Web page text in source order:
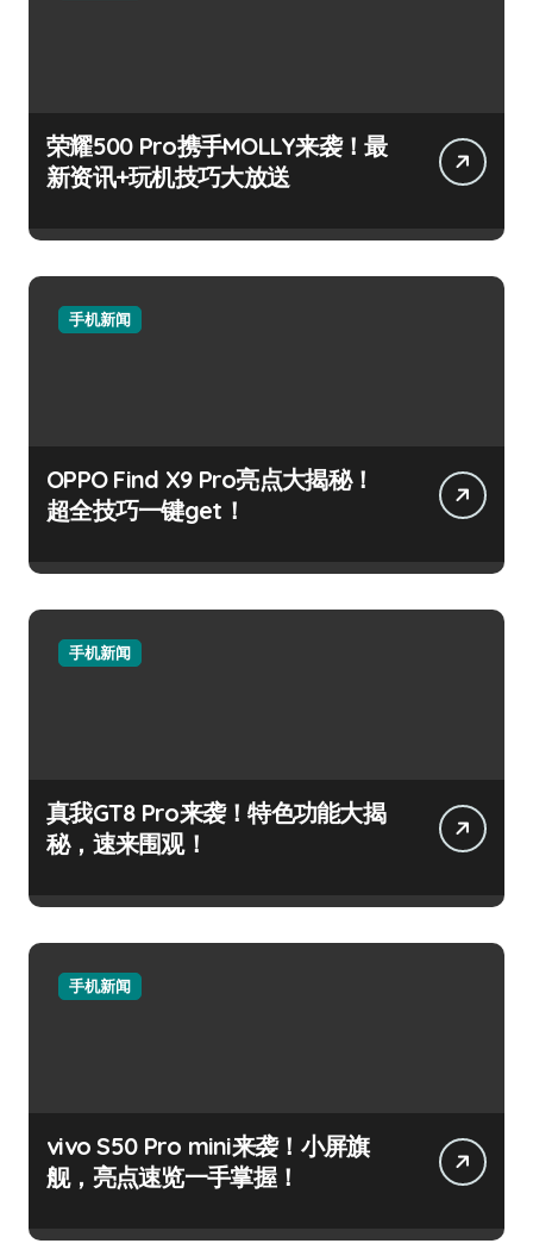
荣耀500 Pro携手MOLLY来袭！最
新资讯+玩机技巧大放送
手机新闻
OPPO Find X9 Pro亮点大揭秘！
超全技巧一键get！
手机新闻
真我GT8 Pro来袭！特色功能大揭
秘，速来围观！
手机新闻
vivo S50 Pro mini来袭！小屏旗
舰，亮点速览一手掌握！